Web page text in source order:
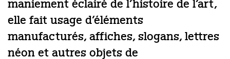
maniement éclairé de l’histoire de l’art,
elle fait usage d’éléments
manufacturés, affiches, slogans, lettres
néon et autres objets de